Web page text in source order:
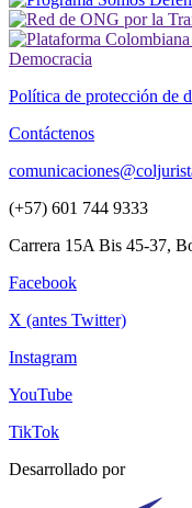
Política de protección de
Contáctenos
(+57) 601 744 9333
Carrera 15A Bis 45-37,
Facebook
X (antes Twitter)
Instagram
YouTube
TikTok
Desarrollado por